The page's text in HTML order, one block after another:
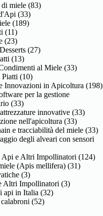
miele (83)
(33)
(189)
(11)
(23)
(27)
(13)
al Miele (33)
Piatti (10)
Innovazioni in Apicoltura (198)
per la gestione
(33)
innovative (33)
nell'apicoltura (33)
e tracciabilità del miele (33)
degli alveari con sensori
Api e Altri Impollinatori (124)
(Apis mellifera) (31)
(3)
Altri Impollinatori (3)
api in Italia (32)
(52)